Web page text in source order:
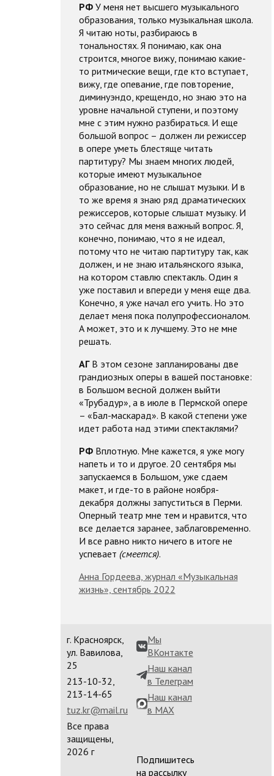
РФ У меня нет высшего музыкального
образования, только музыкальная школа.
Я читаю ноты, разбираюсь в
тональностях. Я понимаю, как она
строится, многое вижу, понимаю какие-
то ритмические вещи, где кто вступает,
вижу, где опевание, где повторение,
диминуэндо, крещендо, но знаю это на
уровне начальной ступени, и поэтому
мне с этим нужно разбираться. И еще
большой вопрос – должен ли режиссер
в опере уметь блестяще читать
партитуру? Мы знаем многих людей,
которые имеют музыкальное
образование, но не слышат музыки. И в
то же время я знаю ряд драматических
режиссеров, которые слышат музыку. И
это сейчас для меня важный вопрос. Я,
конечно, понимаю, что я не идеал,
потому что не читаю партитуру так, как
должен, и не знаю итальянского языка,
на котором ставлю спектакль. Один я
уже поставил и впереди у меня еще два.
Конечно, я уже начал его учить. Но это
делает меня пока полупрофессионалом.
А может, это и к лучшему. Это не мне
решать.
АГ В этом сезоне запланированы две
грандиозных оперы в вашей постановке:
в Большом весной должен выйти
«Трубадур», а в июле в Пермской опере
– «Бал-маскарад». В какой степени уже
идет работа над этими спектаклями?
РФ Вплотную. Мне кажется, я уже могу
напеть и то и другое. 20 сентября мы
запускаемся в Большом, уже сдаем
макет, и где-то в районе ноября-
декабря должны запуститься в Перми.
Оперный театр мне тем и нравится, что
все делается заранее, заблаговременно.
И все равно никто ничего в итоге не
успевает (смеется).
Анна Гордеева, журнал «Музыкальная
жизнь», сентябрь 2022
г. Красноярск,
ул. Вавилова,
25
213-10-32,
213-14-65
tuz.kr@mail.ru
Все права
защищены,
2026 г
Мы
ВКонтакте
Наш канал
в Телеграм
Наш канал
в MAX
Подпишитесь
на рассылку